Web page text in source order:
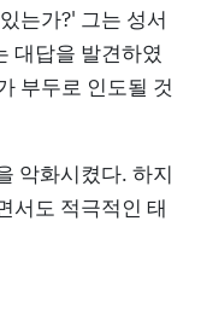
는가?' 그는 성서
대답을 발견하였
부두로 인도될 것
악화시켰다. 하지
서도 적극적인 태